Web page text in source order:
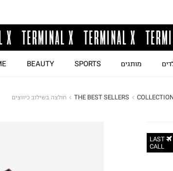
מותגים SPORTS
BEAUTY
THE BEST SELLERS חולצה בשילוב כיווצים
LAST
CALL